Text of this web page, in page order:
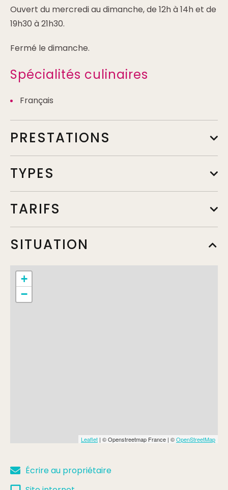
Ouvert du mercredi au dimanche, de 12h à 14h et de
19h30 à 21h30.
Fermé le dimanche.
Spécialités culinaires
Français
PRESTATIONS
TYPES
TARIFS
SITUATION
+
−
Leaflet | © Openstreetmap France | ©OpenStreetMap
Écrire au propriétaire